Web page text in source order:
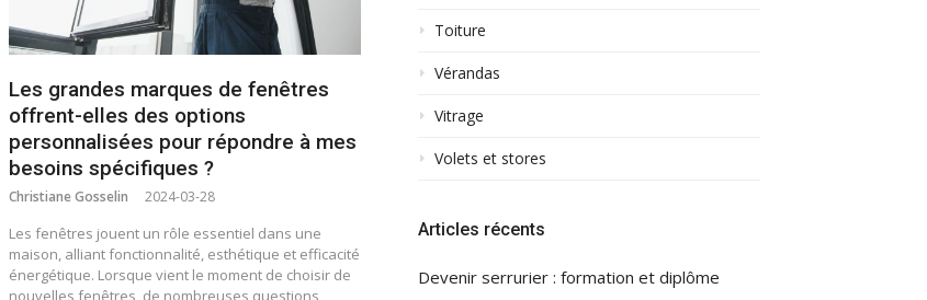
Les grandes marques de fenêtres
offrent-elles des options
personnalisées pour répondre à mes
besoins spécifiques ?
Christiane Gosselin 2024-03-28
Les fenêtres jouent un rôle essentiel dans une
maison, alliant fonctionnalité, esthétique et efficacité
énergétique. Lorsque vient le moment de choisir de
nouvelles fenêtres, de nombreuses questions
Toiture
Vérandas
Vitrage
Volets et stores
Articles récents
Devenir serrurier : formation et diplôme